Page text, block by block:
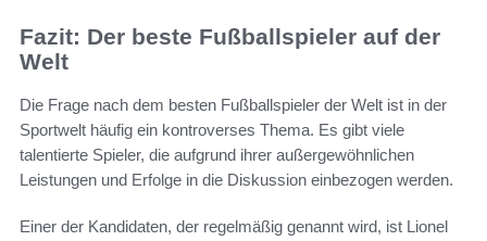
Fazit: Der beste Fußballspieler auf der
Welt
Die Frage nach dem besten Fußballspieler der Welt ist in der
Sportwelt häufig ein kontroverses Thema. Es gibt viele
talentierte Spieler, die aufgrund ihrer außergewöhnlichen
Leistungen und Erfolge in die Diskussion einbezogen werden.
Einer der Kandidaten, der regelmäßig genannt wird, ist Lionel